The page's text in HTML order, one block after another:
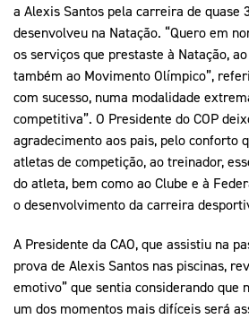
a Alexis Santos pela carreira de quase
desenvolveu na Natação. “Quero em
os serviços que prestaste à Natação,
também ao Movimento Olímpico”,
com sucesso, numa modalidade
competitiva”. O Presidente do COP
agradecimento aos pais, pelo conforto
atletas de competição, ao treinador,
do atleta, bem como ao Clube e à
o desenvolvimento da carreira
A Presidente da CAO, que assistiu na
prova de Alexis Santos nas piscinas,
emotivo” que sentia considerando que
um dos momentos mais difíceis será